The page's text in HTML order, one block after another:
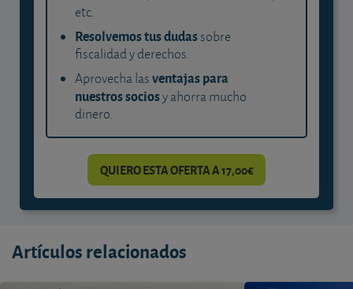
etc.
Resolvemos tus dudassobre
fiscalidad y derechos.
Aprovecha lasventajas para
nuestros sociosy ahorra mucho
dinero.
QUIERO ESTA OFERTA A 17,00€
Artículos relacionados